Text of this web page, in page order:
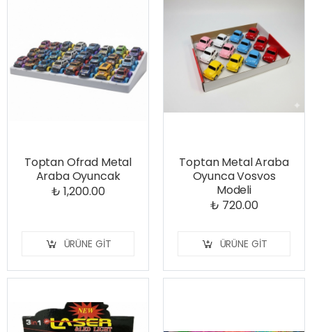
Toptan Ofrad Metal
Araba Oyuncak
₺ 1,200.00
ÜRÜNE GIT
Toptan Metal Araba
Oyunca Vosvos
Modeli
₺ 720.00
ÜRÜNE GIT